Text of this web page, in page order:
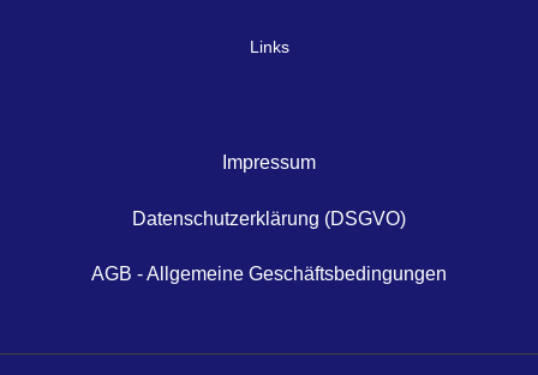
Links
Impressum
Datenschutzerklärung (DSGVO)
AGB - Allgemeine Geschäftsbedingungen